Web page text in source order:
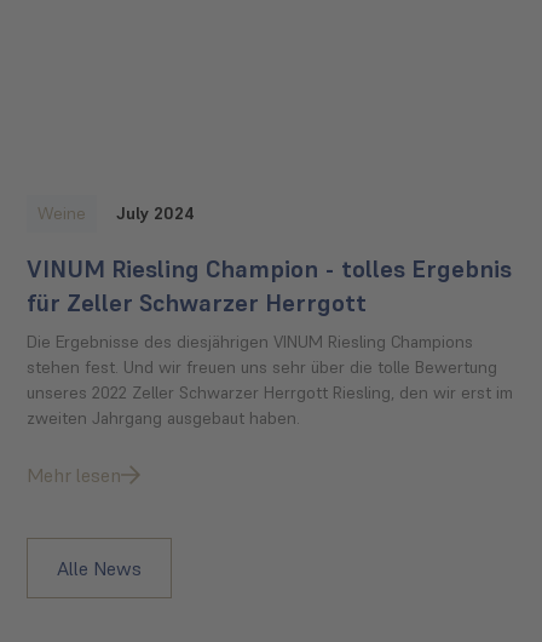
Weine July 2024
VINUM Riesling Champion - tolles Ergebnis
für Zeller Schwarzer Herrgott
Die Ergebnisse des diesjährigen VINUM Riesling Champions
stehen fest. Und wir freuen uns sehr über die tolle Bewertung
unseres 2022 Zeller Schwarzer Herrgott Riesling, den wir erst im
zweiten Jahrgang ausgebaut haben.
Mehr lesen
Alle News